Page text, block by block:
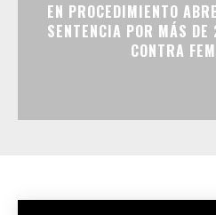
EN PROCEDIMIENTO
SENTENCIA POR MÁS
CONTRA